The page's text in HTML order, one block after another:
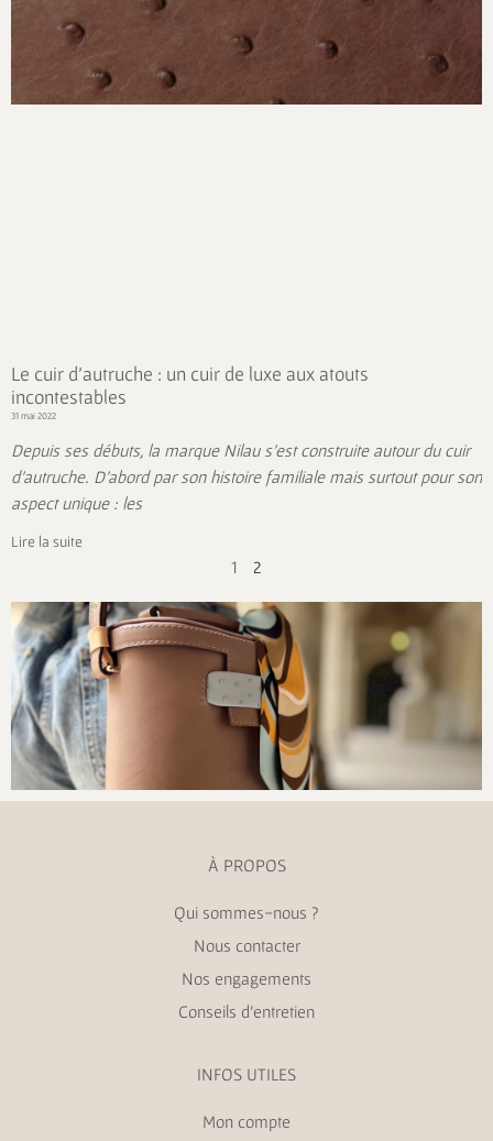
Le cuir d’autruche : un cuir de luxe aux atouts
incontestables
31 mai 2022
Depuis ses débuts, la marque Nilau s’est construite autour du cuir
d’autruche. D’abord par son histoire familiale mais surtout pour son
aspect unique : les
Lire la suite
1 2
À PROPOS
Qui sommes-nous ?
Nous contacter
Nos engagements
Conseils d’entretien
INFOS UTILES
Mon compte